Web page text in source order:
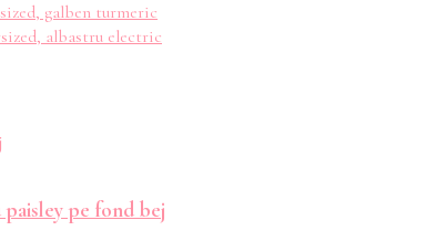
galben turmeric
albastru electric
pe fond bej